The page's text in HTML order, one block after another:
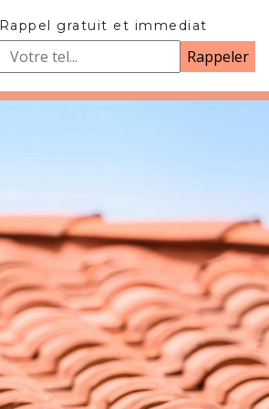
Rappel gratuit et immediat